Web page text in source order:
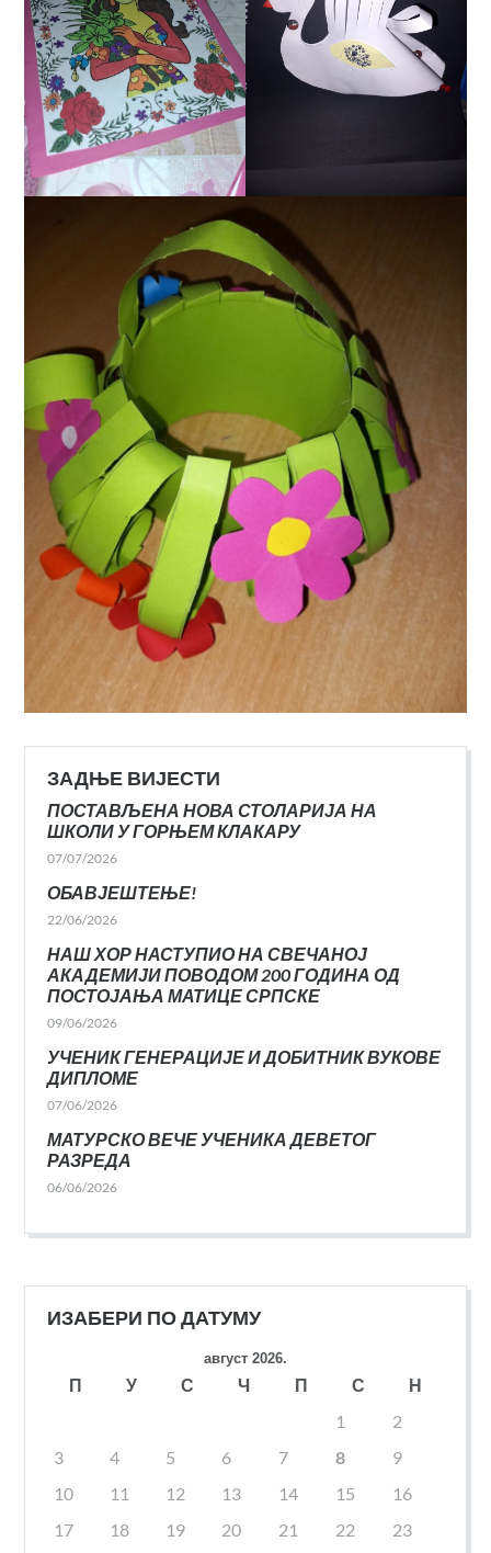
ЗАДЊЕ ВИЈЕСТИ
ПОСТАВЉЕНА НОВА СТОЛАРИЈА НА
ШКОЛИ У ГОРЊЕМ КЛАКАРУ
07/07/2026
ОБАВЈЕШТЕЊЕ!
22/06/2026
НАШ ХОР НАСТУПИО НА СВЕЧАНОЈ
АКАДЕМИЈИ ПОВОДОМ 200 ГОДИНА ОД
ПОСТОЈАЊА МАТИЦЕ СРПСКЕ
09/06/2026
УЧЕНИК ГЕНЕРАЦИЈЕ И ДОБИТНИК ВУКОВЕ
ДИПЛОМЕ
07/06/2026
МАТУРСКО ВЕЧЕ УЧЕНИКА ДЕВЕТОГ
РАЗРЕДА
06/06/2026
ИЗАБЕРИ ПО ДАТУМУ
август 2026.
П У С Ч П С
Н
1
2
3
4 5 6 7 8
9
10
11 12 13 14 15
16
17
18 19 20 21 22
23